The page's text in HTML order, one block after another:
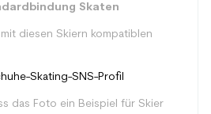
Skaten
diesen Skiern kompatiblen
Skating-SNS-Profil
das Foto ein Beispiel für Skier